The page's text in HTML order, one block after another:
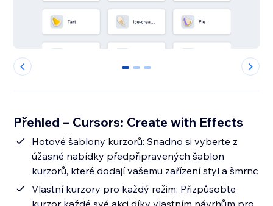
0 1 2
Přehled – Cursors: Create with Effects
Hotové šablony kurzorů: Snadno si vyberte z
úžasné nabídky předpřipravených šablon
kurzorů, které dodají vašemu zařízení styl a šmrnc
Vlastní kurzory pro každý režim: Přizpůsobte